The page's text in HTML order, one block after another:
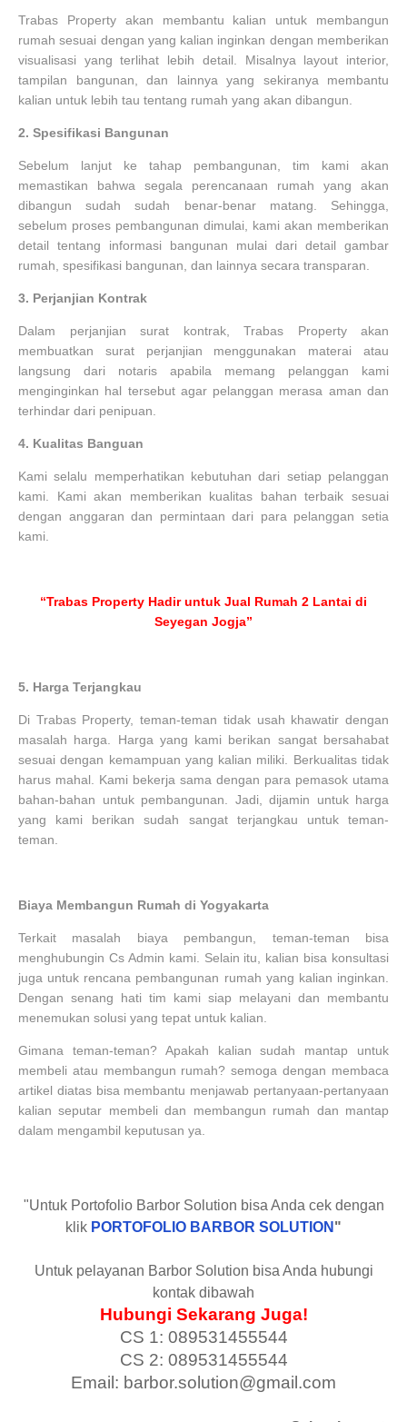
Trabas Property akan membantu kalian untuk membangun
rumah sesuai dengan yang kalian inginkan dengan memberikan
visualisasi yang terlihat lebih detail. Misalnya layout interior,
tampilan bangunan, dan lainnya yang sekiranya membantu
kalian untuk lebih tau tentang rumah yang akan dibangun.
2. Spesifikasi Bangunan
Sebelum lanjut ke tahap pembangunan, tim kami akan
memastikan bahwa segala perencanaan rumah yang akan
dibangun sudah sudah benar-benar matang. Sehingga,
sebelum proses pembangunan dimulai, kami akan memberikan
detail tentang informasi bangunan mulai dari detail gambar
rumah, spesifikasi bangunan, dan lainnya secara transparan.
3. Perjanjian Kontrak
Dalam perjanjian surat kontrak, Trabas Property akan
membuatkan surat perjanjian menggunakan materai atau
langsung dari notaris apabila memang pelanggan kami
menginginkan hal tersebut agar pelanggan merasa aman dan
terhindar dari penipuan.
4. Kualitas Banguan
Kami selalu memperhatikan kebutuhan dari setiap pelanggan
kami. Kami akan memberikan kualitas bahan terbaik sesuai
dengan anggaran dan permintaan dari para pelanggan setia
kami.
“Trabas Property Hadir untuk Jual Rumah 2 Lantai di
Seyegan Jogja”
5. Harga Terjangkau
Di Trabas Property, teman-teman tidak usah khawatir dengan
masalah harga. Harga yang kami berikan sangat bersahabat
sesuai dengan kemampuan yang kalian miliki. Berkualitas tidak
harus mahal. Kami bekerja sama dengan para pemasok utama
bahan-bahan untuk pembangunan. Jadi, dijamin untuk harga
yang kami berikan sudah sangat terjangkau untuk teman-
teman.
Biaya Membangun Rumah di Yogyakarta
Terkait masalah biaya pembangun, teman-teman bisa
menghubungin Cs Admin kami. Selain itu, kalian bisa konsultasi
juga untuk rencana pembangunan rumah yang kalian inginkan.
Dengan senang hati tim kami siap melayani dan membantu
menemukan solusi yang tepat untuk kalian.
Gimana teman-teman? Apakah kalian sudah mantap untuk
membeli atau membangun rumah? semoga dengan membaca
artikel diatas bisa membantu menjawab pertanyaan-pertanyaan
kalian seputar membeli dan membangun rumah dan mantap
dalam mengambil keputusan ya.
"Untuk Portofolio Barbor Solution bisa Anda cek dengan
klik PORTOFOLIO BARBOR SOLUTION "
Untuk pelayanan Barbor Solution bisa Anda hubungi
kontak dibawah
Hubungi Sekarang Juga!
CS 1: 089531455544
CS 2: 089531455544
Email: barbor.solution@gmail.com